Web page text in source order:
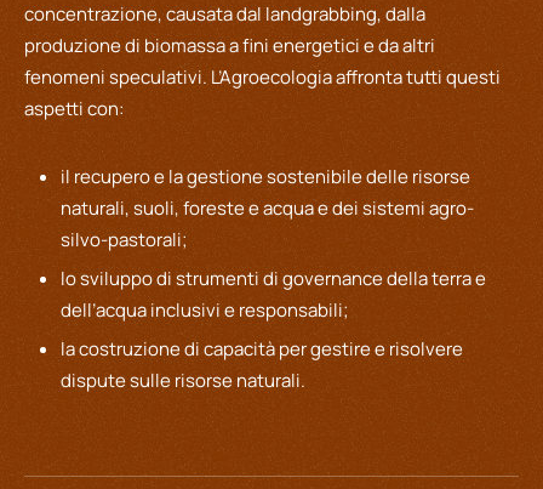
concentrazione, causata dal landgrabbing, dalla
produzione di biomassa a fini energetici e da altri
fenomeni speculativi. L’Agroecologia affronta tutti questi
aspetti con:
il recupero e la gestione sostenibile delle risorse
naturali, suoli, foreste e acqua e dei sistemi agro-
silvo-pastorali;
lo sviluppo di strumenti di governance della terra e
dell’acqua inclusivi e responsabili;
la costruzione di capacità per gestire e risolvere
dispute sulle risorse naturali.